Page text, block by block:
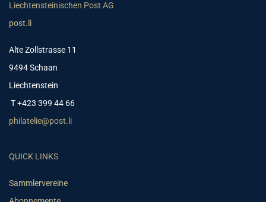
Liechtensteinischen Post AG
post.li
Alte Zollstrasse 11
9494 Schaan
Liechtenstein
T +423 399 44 66
philatelie@post.li
QUICK LINKS
Sammlervereine